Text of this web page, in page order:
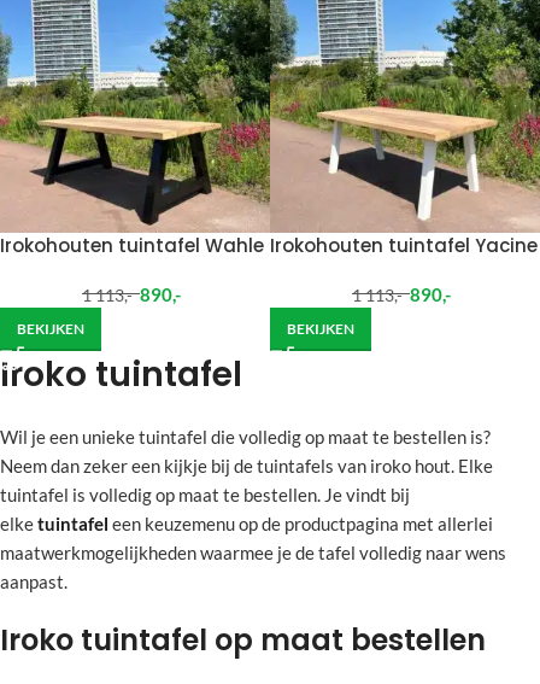
Irokohouten tuintafel Wahle
1 113,- 890,-
BEKIJKEN
Irokohouten tuintafel Yacine
1 113,- 890,-
BEKIJKEN
Iroko tuintafel
Wil je een unieke tuintafel die volledig op maat te bestellen is?
Neem dan zeker een kijkje bij de tuintafels van iroko hout. Elke
tuintafel is volledig op maat te bestellen. Je vindt bij
elketuintafel een keuzemenu op de productpagina met allerlei
maatwerkmogelijkheden waarmee je de tafel volledig naar wens
aanpast.
Iroko tuintafel op maat bestellen